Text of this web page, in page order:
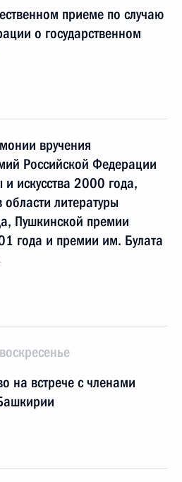
приеме по случаю
о государственном
вручения
Российской Федерации
и искусства 2000 года,
литературы
Пушкинской премии
года и премии им. Булата
на встрече с членами